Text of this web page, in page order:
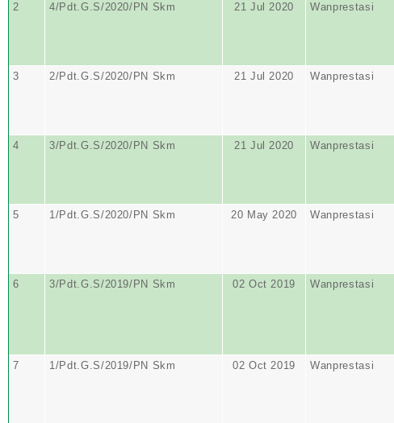
2 4/Pdt.G.S/2020/PN Skm 21 Jul 2020 Wanprestasi
3 2/Pdt.G.S/2020/PN Skm 21 Jul 2020 Wanprestasi
4 3/Pdt.G.S/2020/PN Skm 21 Jul 2020 Wanprestasi
5 1/Pdt.G.S/2020/PN Skm 20 May 2020 Wanprestasi
6 3/Pdt.G.S/2019/PN Skm 02 Oct 2019 Wanprestasi
7 1/Pdt.G.S/2019/PN Skm 02 Oct 2019 Wanprestasi